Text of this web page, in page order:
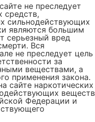
не преследует
средств,
сильнодействующих
являются большим
серьезный вред
Вся
не преследует цель
за
веществами, а
применения закона.
сайте наркотических
веществ
Федерации и